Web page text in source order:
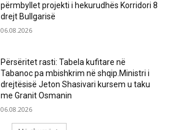
përmbyllet projekti i hekurudhës Korridori 8
drejt Bullgarisë
06.08.2026
Përsëritet rasti: Tabela kufitare në
Tabanoc pa mbishkrim në shqip.Ministri i
drejtësisë Jeton Shasivari kursem u taku
me Granit Osmanin
06.08.2026